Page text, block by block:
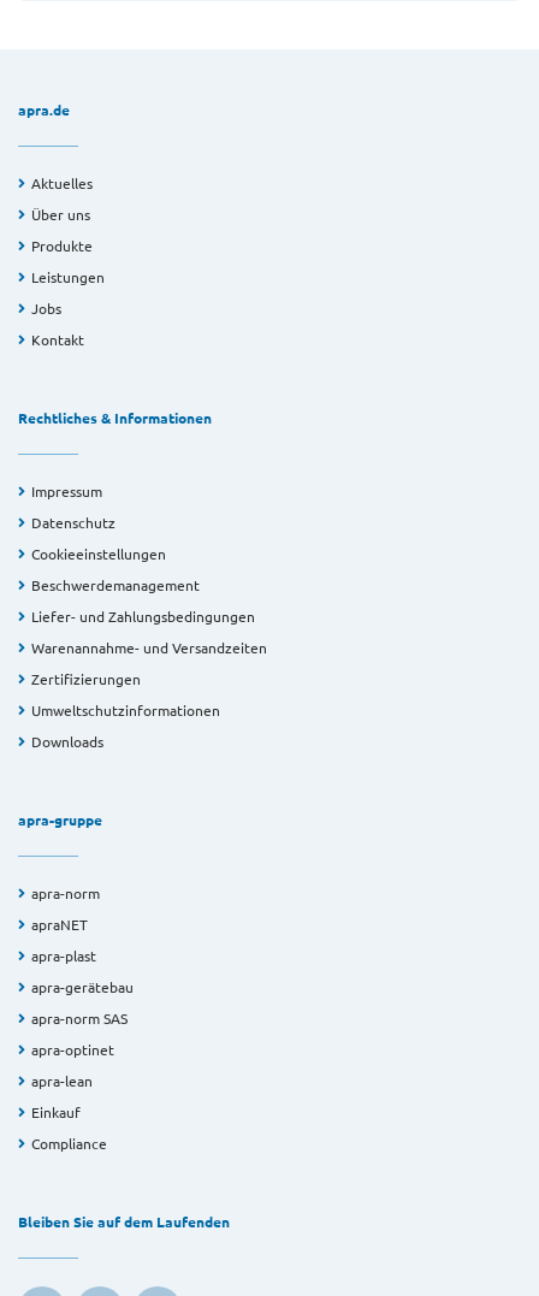
apra.de
Aktuelles
Über uns
Produkte
Leistungen
Jobs
Kontakt
Rechtliches & Informationen
Impressum
Datenschutz
Cookieeinstellungen
Beschwerdemanagement
Liefer- und Zahlungsbedingungen
Warenannahme- und Versandzeiten
Zertifizierungen
Umweltschutzinformationen
Downloads
apra-gruppe
apra-norm
apraNET
apra-plast
apra-gerätebau
apra-norm SAS
apra-optinet
apra-lean
Einkauf
Compliance
Bleiben Sie auf dem Laufenden